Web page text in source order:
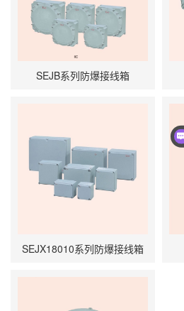
SEJB系列防爆接线箱
SEJX18010系列防爆接线箱